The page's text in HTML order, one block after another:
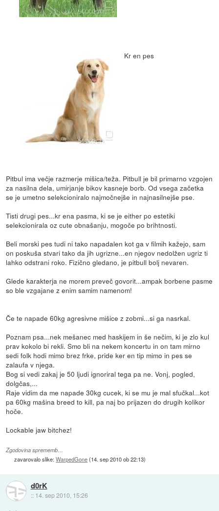
Kr en pes
Pitbul ima večje razmerje mišica/teža. Pitbull je bil primarno vzgojen
za nasilna dela, umirjanje bikov kasneje borb. Od vsega začetka
se je umetno selekcioniralo najmočnejše in najnasilnejše pse.
Tisti drugi pes...kr ena pasma, ki se je either po estetiki
selekcionirala oz cute obnašanju, mogoče po brihtnosti.
Beli morski pes tudi ni tako napadalen kot ga v filmih kažejo, sam
on poskuša stvari tako da jih ugrizne...en njegov nedolžen ugriz ti
lahko odstrani roko. Fizično gledano, je pitbull bolj nevaren.
Glede karakterja ne morem preveč govorit...ampak borbene pasme
so ble vzgajane z enim samim namenom!
Če te napade 60kg agresivne mišice z zobmi...si ga nasrkal.
Poznam psa...nek mešanec med haskijem in še nečim, ki je zlo kul
prav kokolo bi rekli. Smo bli na nekem koncertu in on tam mirno
sedi folk hodi mimo brez frke, pride ker en tip mimo in pes se
zalaufa v njega.
Bog si vedi zakaj je 50 ljudi ignoriral tega pa ne. Vonj, pogled,
dolgčas,...
Raje vidim da me napade 30kg cucek, ki se mu je mal sfučkal...kot
pa 60kg mašina breed to kill, pa naj bo prijazen do drugih kolikor
hoče.
Lockable jaw bitchez!
Zgodovina sprememb…
zavarovalo slike:WarpedGone(14. sep 2010 ob 22:13)
d0rK
:: 14. sep 2010, 15:26